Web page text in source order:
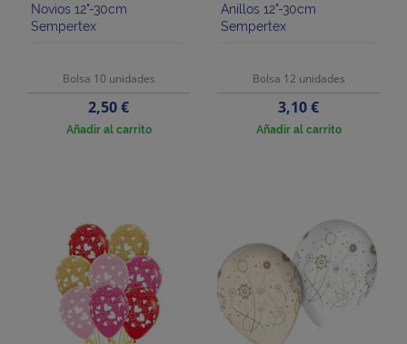
Novios 12"-30cm
Sempertex
Bolsa 10 unidades
Precio
2,50 €
Añadir al carrito
Anillos 12"-30cm
Sempertex
Bolsa 12 unidades
Precio
3,10 €
Añadir al carrito